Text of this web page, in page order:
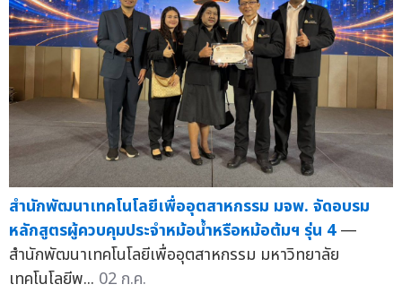
สำนักพัฒนาเทคโนโลยีเพื่ออุตสาหกรรม มจพ. จัดอบรม
หลักสูตรผู้ควบคุมประจำหม้อน้ำหรือหม้อต้มฯ รุ่น 4 —
สำนักพัฒนาเทคโนโลยีเพื่ออุตสาหกรรม มหาวิทยาลัย
เทคโนโลยีพ... 02 ก.ค.